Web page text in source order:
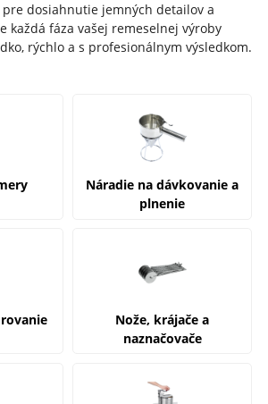
dosiahnutie jemných detailov a
každá fáza vašej remeselnej výroby
rýchlo a s profesionálnym výsledkom.
Náradie na dávkovanie a
plnenie
Nože, krájače a
naznačovače